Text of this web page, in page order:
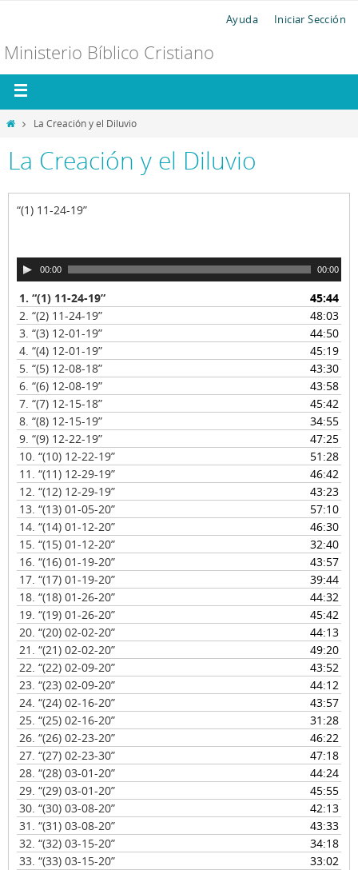
Ayuda Iniciar Sección
Ministerio Bíblico Cristiano
La Creación y el Diluvio
La Creación y el Diluvio
“(1) 11-24-19”
R
e
p
r
o
d
u
c
t
o
r
d
e
a
u
d
i
o
00:00 00:00
1. “(1) 11-24-19”
45:44
2. “(2) 11-24-19”
48:03
3. “(3) 12-01-19”
44:50
4. “(4) 12-01-19”
45:19
5. “(5) 12-08-18”
43:30
6. “(6) 12-08-19”
43:58
7. “(7) 12-15-18”
45:42
8. “(8) 12-15-19”
34:55
9. “(9) 12-22-19”
47:25
10. “(10) 12-22-19”
51:28
11. “(11) 12-29-19”
46:42
12. “(12) 12-29-19”
43:23
13. “(13) 01-05-20”
57:10
14. “(14) 01-12-20”
46:30
15. “(15) 01-12-20”
32:40
16. “(16) 01-19-20”
43:57
17. “(17) 01-19-20”
39:44
18. “(18) 01-26-20”
44:32
19. “(19) 01-26-20”
45:42
20. “(20) 02-02-20”
44:13
21. “(21) 02-02-20”
49:20
22. “(22) 02-09-20”
43:52
23. “(23) 02-09-20”
44:12
24. “(24) 02-16-20”
43:57
25. “(25) 02-16-20”
31:28
26. “(26) 02-23-20”
46:22
27. “(27) 02-23-30”
47:18
28. “(28) 03-01-20”
44:24
29. “(29) 03-01-20”
45:55
30. “(30) 03-08-20”
42:13
31. “(31) 03-08-20”
43:33
32. “(32) 03-15-20”
34:18
33. “(33) 03-15-20”
33:02